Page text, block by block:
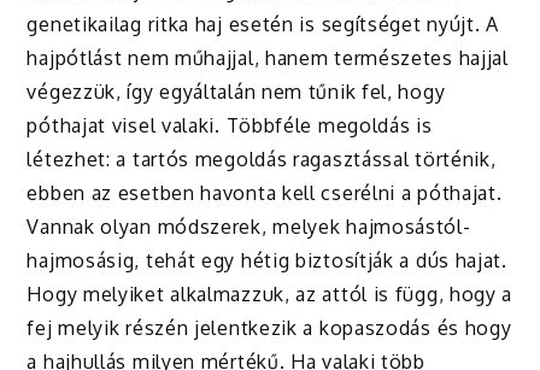
genetikailag ritka haj esetén is segítséget nyújt. A
hajpótlást nem műhajjal, hanem természetes hajjal
végezzük, így egyáltalán nem tűnik fel, hogy
póthajat visel valaki. Többféle megoldás is
létezhet: a tartós megoldás ragasztással történik,
ebben az esetben havonta kell cserélni a póthajat.
Vannak olyan módszerek, melyek hajmosástól-
hajmosásig, tehát egy hétig biztosítják a dús hajat.
Hogy melyiket alkalmazzuk, az attól is függ, hogy a
fej melyik részén jelentkezik a kopaszodás és hogy
a hajhullás milyen mértékű. Ha valaki több